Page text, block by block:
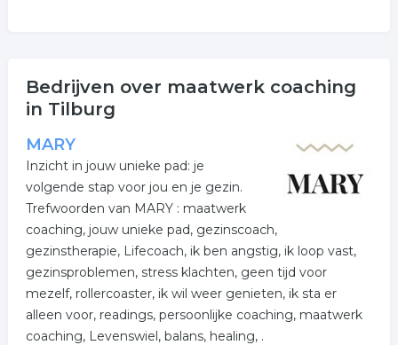
Bedrijven over maatwerk coaching
in Tilburg
MARY
Inzicht in jouw unieke pad: je
volgende stap voor jou en je gezin.
Trefwoorden van MARY : maatwerk
coaching, jouw unieke pad, gezinscoach,
gezinstherapie, Lifecoach, ik ben angstig, ik loop vast,
gezinsproblemen, stress klachten, geen tijd voor
mezelf, rollercoaster, ik wil weer genieten, ik sta er
alleen voor, readings, persoonlijke coaching, maatwerk
coaching, Levenswiel, balans, healing, .